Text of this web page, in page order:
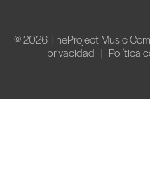
© 2026 TheProject Music
privacidad | Política